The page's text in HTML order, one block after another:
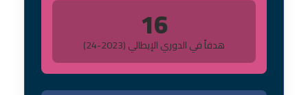
16
هدفاً في الدوري الإيطالي (2023-24)